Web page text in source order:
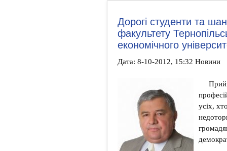
Дорогі студенти та
факультету
економічного
Дата: 8-10-2012, 15:32 Новини
усіх,